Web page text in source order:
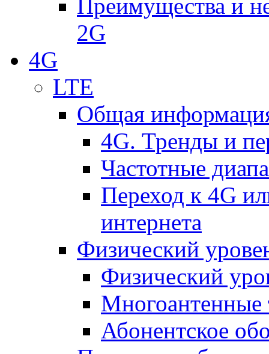
Преимущества и
2G
4G
LTE
Общая
4G. Тренды и
Частотные
Переход к 4G
интернета
Физический
Физический
Многоантенные
Абонентское